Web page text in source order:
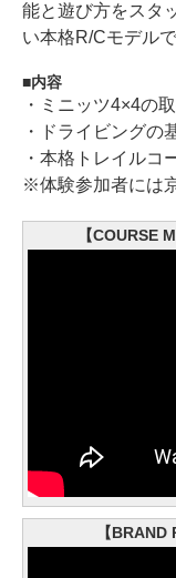
能と遊び方をスタ
い本格R/Cモデル
内容
・ミニッツ4×4の
・ドライビングの
・本格トレイルコ
※体験参加者には
【COURSE
【